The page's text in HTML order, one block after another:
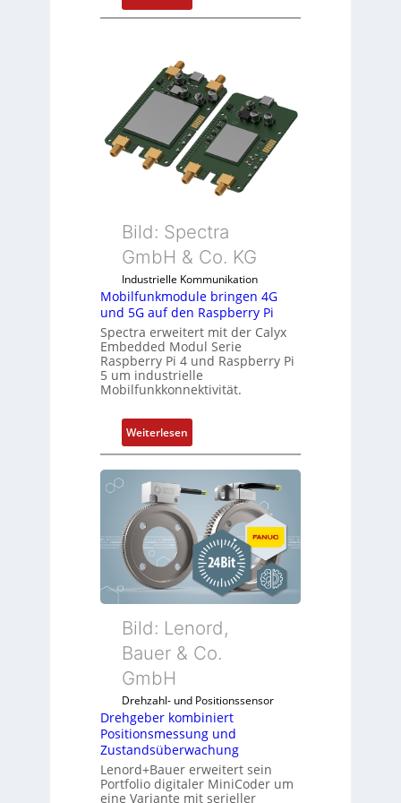
m
S
p
z
i
a
l
m
b
r
a
n
e
n
1
Z
o
l
-
I
n
s
t
r
i
e
-
P
C
l
s
s
t
s
c
h
f
l
i
b
ü
r
d
i
Bild: Spectra
GmbH & Co. KG
Industrielle Kommunikation
Mobilfunkmodule bringen 4G
und 5G auf den Raspberry Pi
Spectra erweitert mit der Calyx
Embedded Modul Serie
Raspberry Pi 4 und Raspberry Pi
5 um industrielle
Mobilfunkkonnektivität.
Weiterlesen:
M
o
b
l
u
n
k
o
d
e
b
r
i
n
Bild: Lenord,
Bauer & Co.
GmbH
Drehzahl- und Positionssensor
Drehgeber kombiniert
Positionsmessung und
Zustandsüberwachung
Lenord+Bauer erweitert sein
Portfolio digitaler MiniCoder um
eine Variante mit serieller